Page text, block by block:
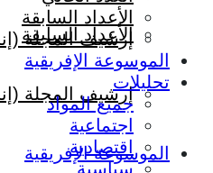
الأعداد السابقة
إرشيف المجلة
الموسوعة الإفريقية
الأعداد السابقة
إرشيف المجلة
الموسوعة الإفريقية
تحليلات
جميع المواد
اجتماعية
اقتصادية
سياسية